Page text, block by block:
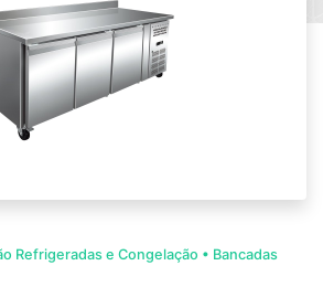
Refrigeradas e Congelação • Bancadas